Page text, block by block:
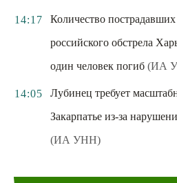
14:17
Количество пострадавших
российского обстрела
один человек погиб (ИА
14:05
Лубинец требует
Закарпатье из-за
(ИА УНН)